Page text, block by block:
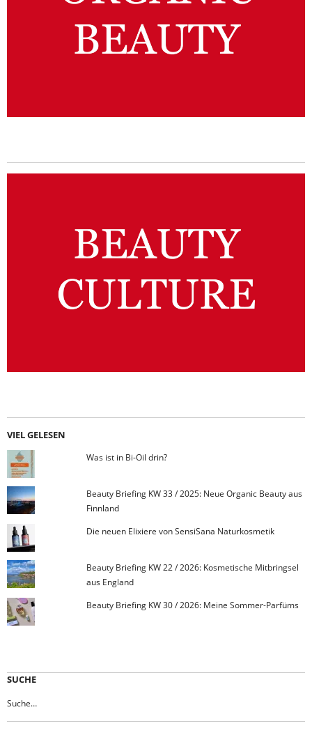
VIEL GELESEN
Was ist in Bi-Oil drin?
Beauty Briefing KW 33 / 2025: Neue Organic Beauty aus
Finnland
Die neuen Elixiere von SensiSana Naturkosmetik
Beauty Briefing KW 22 / 2026: Kosmetische Mitbringsel
aus England
Beauty Briefing KW 30 / 2026: Meine Sommer-Parfüms
SUCHE